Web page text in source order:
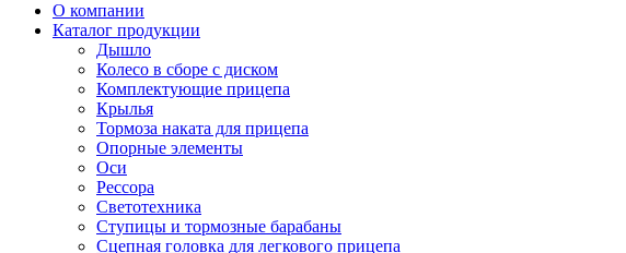
О компании
Каталог продукции
Дышло
Колесо в сборе с диском
Комплектующие прицепа
Крылья
Тормоза наката для прицепа
Опорные элементы
Оси
Рессора
Светотехника
Ступицы и тормозные барабаны
Сцепная головка для легкового прицепа